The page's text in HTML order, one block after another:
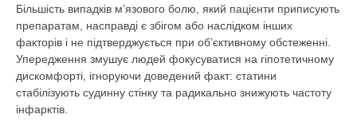
Більшість випадків м’язового болю, який пацієнти приписують
препаратам, насправді є збігом або наслідком інших
факторів і не підтверджується при об’єктивному обстеженні.
Упередження змушує людей фокусуватися на гіпотетичному
дискомфорті, ігноруючи доведений факт: статини
стабілізують судинну стінку та радикально знижують частоту
інфарктів.